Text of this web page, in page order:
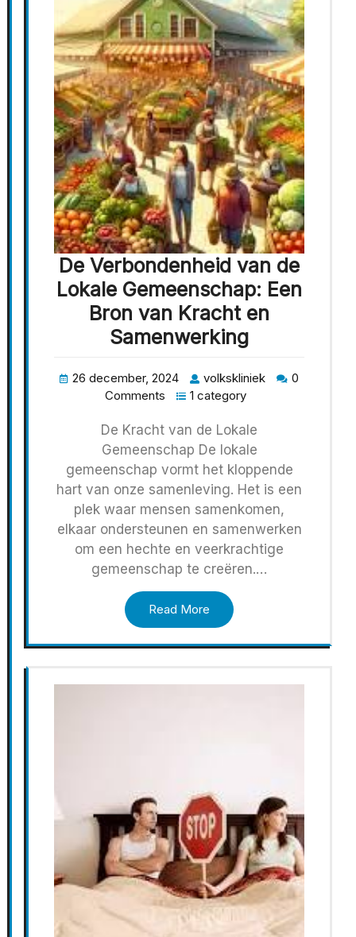
De Verbondenheid van de
Lokale Gemeenschap: Een
Bron van Kracht en
Samenwerking
26 december, 2024 volkskliniek
0
Comments
1 category
De Kracht van de Lokale
Gemeenschap De lokale
gemeenschap vormt het kloppende
hart van onze samenleving. Het is een
plek waar mensen samenkomen,
elkaar ondersteunen en samenwerken
om een hechte en veerkrachtige
gemeenschap te creëren.…
Read More